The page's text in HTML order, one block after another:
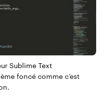
Sublime Text
foncé comme c’est